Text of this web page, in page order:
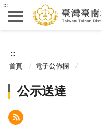
:::
:::
首頁 電子公佈欄
公示送達